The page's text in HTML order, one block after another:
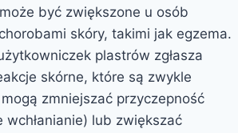
być zwiększone u osób
skóry, takimi jak egzema.
plastrów zgłasza
skórne, które są zwykle
zmniejszać przyczepność
wchłanianie) lub zwiększać